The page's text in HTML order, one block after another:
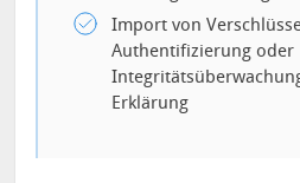
Import von
Authentifizierung oder
Erklärung